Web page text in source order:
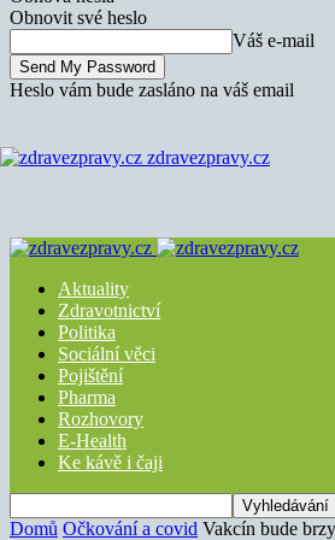
Obnovit své heslo
Váš e-mail
Heslo vám bude zasláno na váš email
zdravezpravy.cz
Aktuality
Zdravotnictví
Politika
Sociální věci
Pojištění
Pharma
Rozhovory
E-Health
Ke kávě i čaji
Domů Očkování a covid Vakcín bude